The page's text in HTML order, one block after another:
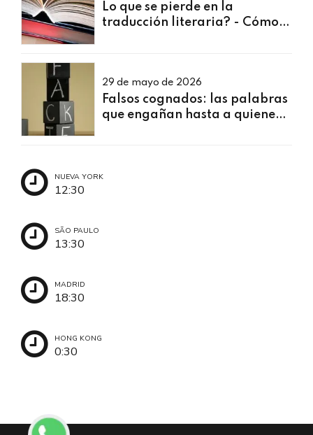
Lo que se pierde en la
traducción literaria? - Cómo
29 de mayo de 2026
Falsos cognados: las palabras
que engañan hasta a quienes
NUEVA YORK
12:30
SÃO PAULO
13:30
MADRID
18:30
HONG KONG
0:30